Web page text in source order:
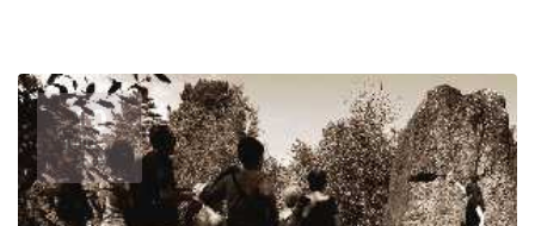
10
JUILLET
2026